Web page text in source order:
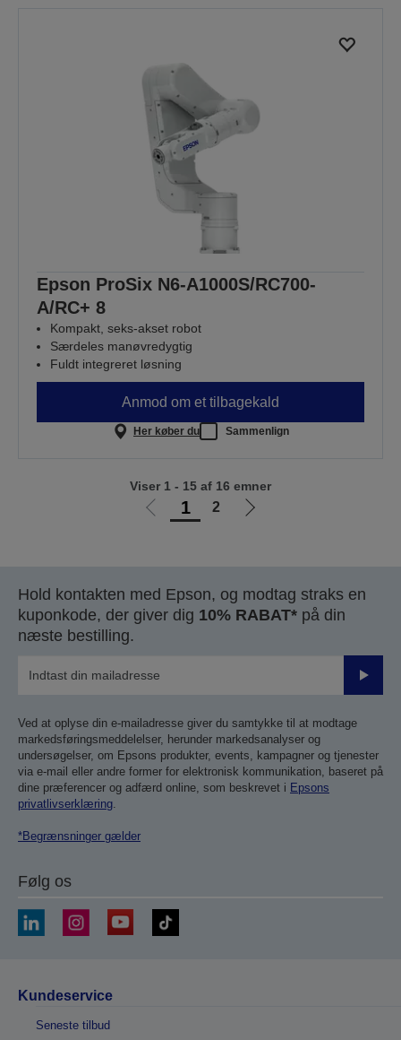
Epson ProSix N6-A1000S/RC700-
A/RC+ 8
Kompakt, seks-akset robot
Særdeles manøvredygtig
Fuldt integreret løsning
Anmod om et tilbagekald
Her køber du Sammenlign
Gå
1 2
Gå
Viser 1 - 15 af 16 emner
Hold kontakten med Epson, og modtag straks en
kuponkode, der giver dig 10% RABAT* på din
næste bestilling.
Send
Ved at oplyse din e-mailadresse giver du samtykke til at modtage
markedsføringsmeddelelser, herunder markedsanalyser og
undersøgelser, om Epsons produkter, events, kampagner og tjenester
via e-mail eller andre former for elektronisk kommunikation, baseret på
dine præferencer og adfærd online, som beskrevet i Epsons
privatlivserklæring.
*Begrænsninger gælder
Følg os
Kundeservice
Seneste tilbud